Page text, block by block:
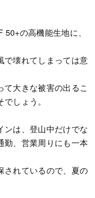
の高機能生地に、
で壊れてしまっては意
大きな被害の出るこ
しょう。
ンは、登山中だけでな
勤、営業周りにも一本
されているので、夏の